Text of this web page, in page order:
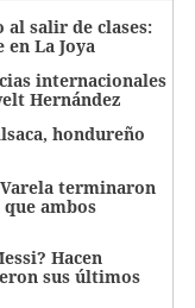
al salir de clases:
La Joya
internacionales
Hernández
hondureño
terminaron
ambos
Hacen
sus últimos